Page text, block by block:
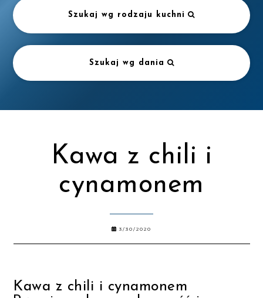
Szukaj wg rodzaju kuchni
Szukaj wg dania
Kawa z chili i
cynamonem
3/30/2020
Kawa z chili i cynamonem